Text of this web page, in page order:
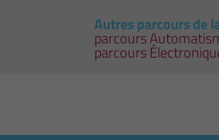
Autres parcours de
parcours
parcours